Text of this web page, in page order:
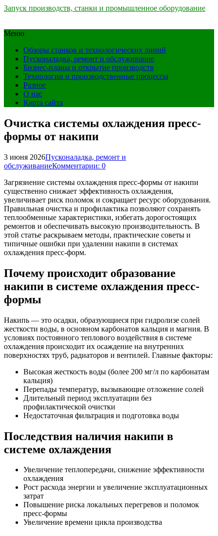
Запуск производств, станки и промышленное оборудование
Меню
Обзоры станков и технологических линий
Пусконаладка, ремонт и обслуживание
Бизнес-планы и открытие производств
Технологии и производственные процессы
Разное
О нас
Карта сайта
Очистка системы охлаждения пресс-
формы от накипи
3 июня 2026Пусконаладка, ремонт и
обслуживаниеКомментарии: 0
Загрязнение системы охлаждения пресс-формы от накипи
существенно снижает эффективность охлаждения,
увеличивает риск поломок и сокращает ресурс оборудования.
Правильная очистка и профилактика позволяют сохранять
теплообменные характеристики, избегать дорогостоящих
ремонтов и обеспечивать высокую производительность. В
этой статье раскрываем методы, практические советы и
типичные ошибки при удалении накипи в системах
охлаждения пресс-форм.
Почему происходит образование
накипи в системе охлаждения пресс-
формы
Накипь — это осадки, образующиеся при гидролизе солей
жесткости воды, в основном карбонатов кальция и магния. В
условиях постоянного теплового воздействия в системе
охлаждения происходит их осаждение на внутренних
поверхностях труб, радиаторов и вентилей. Главные факторы:
Высокая жесткость воды (более 200 мг/л по карбонатам
кальция)
Перепады температур, вызывающие отложение солей
Длительный период эксплуатации без
профилактической очистки
Недостаточная фильтрация и подготовка воды
Последствия наличия накипи в
системе охлаждения
Увеличение теплопередачи, снижение эффективности
охлаждения
Рост расхода энергии и увеличение эксплуатационных
затрат
Повышение риска локальных перегревов и поломок
пресс-формы
Увеличение времени цикла производства